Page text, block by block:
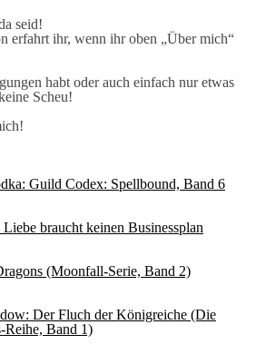
seid!
erfahrt ihr, wenn ihr oben „Über mich“
habt oder auch einfach nur etwas
Scheu!
Guild Codex: Spellbound, Band 6
braucht keinen Businessplan
(Moonfall-Serie, Band 2)
Der Fluch der Königreiche (Die
Reihe, Band 1)